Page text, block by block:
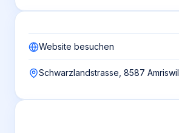
Website besuchen
Schwarzlandstrasse, 8587 Amriswil